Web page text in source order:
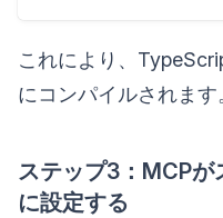
これにより、
にコンパイルされます
ステップ3：MCPが
に設定する